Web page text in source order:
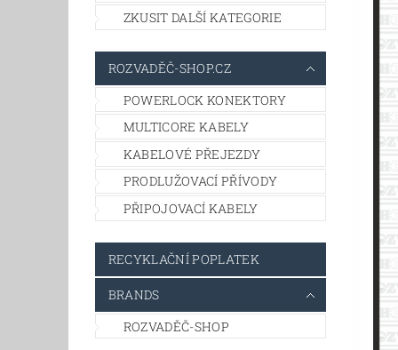
ZKUSIT DALŠÍ KATEGORIE
ROZVADĚČ-SHOP.CZ
POWERLOCK KONEKTORY
MULTICORE KABELY
KABELOVÉ PŘEJEZDY
PRODLUŽOVACÍ PŘÍVODY
PŘIPOJOVACÍ KABELY
RECYKLAČNÍ POPLATEK
BRANDS
ROZVADĚČ-SHOP